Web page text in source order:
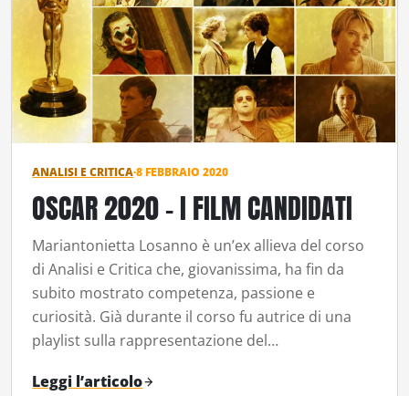
ANALISI E CRITICA·8 FEBBRAIO 2020
OSCAR 2020 – I FILM CANDIDATI
Mariantonietta Losanno è un’ex allieva del corso
di Analisi e Critica che, giovanissima, ha fin da
subito mostrato competenza, passione e
curiosità. Già durante il corso fu autrice di una
playlist sulla rappresentazione del…
Leggi l’articolo